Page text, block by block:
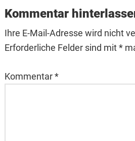
Interactions
Kommentar
Ihre E-Mail-Adresse wird nicht
Erforderliche Felder sind mit *
Kommentar*